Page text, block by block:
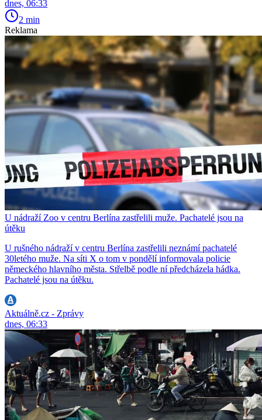
dnes, 06:33
2 min
Reklama
U nádraží Zoo v centru Berlína zastřelili muže. Pachatelé jsou na
útěku
U rušného nádraží v centru Berlína zastřelili neznámí pachatelé
30letého muže. Na síti X o tom v pondělí informovala policie
německého hlavního města. Střelbě podle ní předcházela hádka.
Pachatelé jsou na útěku.
Aktuálně.cz - Zprávy
dnes, 06:33